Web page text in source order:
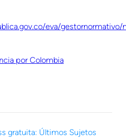
eva/gestornormativo/
por Colombia
gratuita: Últimos Sujetos